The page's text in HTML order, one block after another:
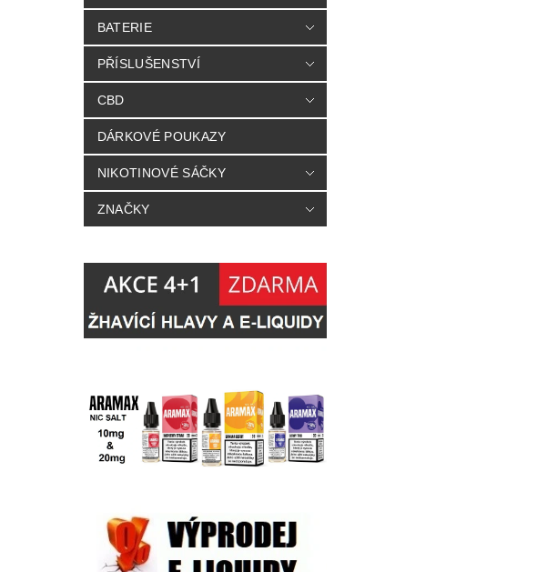
BATERIE
PŘÍSLUŠENSTVÍ
CBD
DÁRKOVÉ POUKAZY
NIKOTINOVÉ SÁČKY
ZNAČKY